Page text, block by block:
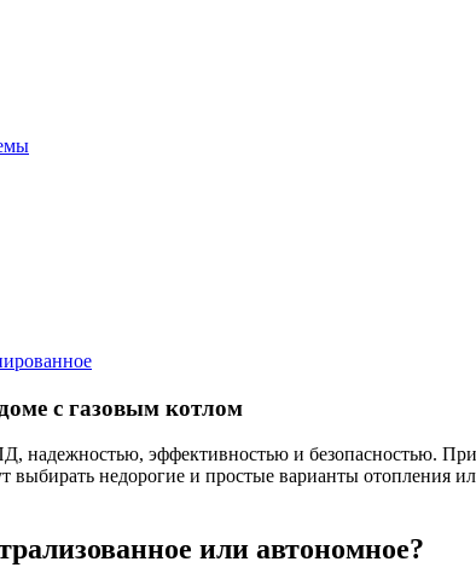
с газовым котлом
надежностью, эффективностью и безопасностью.
недорогие и простые варианты отопления
или автономное?